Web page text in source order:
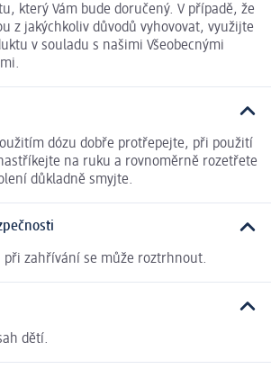
který Vám bude doručený. V případě, že
z jakýchkoliv důvodů vyhovovat, využijte
v souladu s našimi Všeobecnými
dózu dobře protřepejte, při použití
na ruku a rovnoměrně rozetřete
důkladně smyjte.
při zahřívání se může roztrhnout.
dětí.